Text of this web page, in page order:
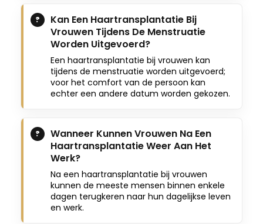
Kan Een Haartransplantatie Bij
Vrouwen Tijdens De Menstruatie
Worden Uitgevoerd?
Een haartransplantatie bij vrouwen kan
tijdens de menstruatie worden uitgevoerd;
voor het comfort van de persoon kan
echter een andere datum worden gekozen.
Wanneer Kunnen Vrouwen Na Een
Haartransplantatie Weer Aan Het
Werk?
Na een haartransplantatie bij vrouwen
kunnen de meeste mensen binnen enkele
dagen terugkeren naar hun dagelijkse leven
en werk.